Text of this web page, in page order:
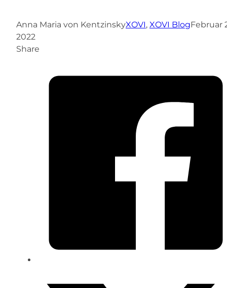
Anna Maria von KentzinskyXOVI, XOVI BlogFebruar
2022
Share